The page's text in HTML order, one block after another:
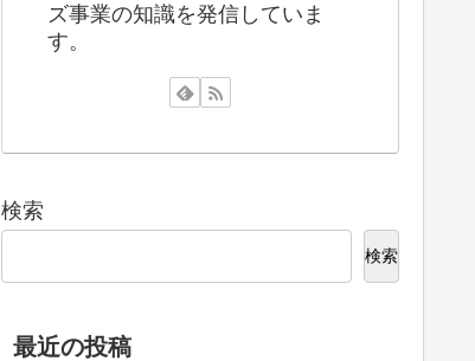
ズ事業の知識を発信していま
す。
検索
検索
最近の投稿